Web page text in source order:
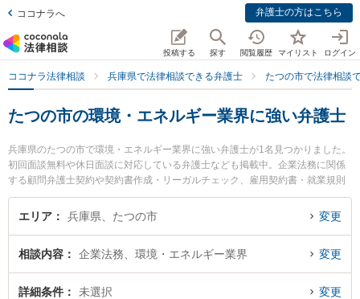
ココナラへ 弁護士の方はこちら
投稿する 探す 閲覧履歴 マイリスト ログイン
ココナラ法律相談 兵庫県で法律相談できる弁護士 たつの市で法律相談
たつの市の環境・エネルギー業界に強い弁護士
兵庫県のたつの市で環境・エネルギー業界に強い弁護士が1名見つかりました。
初回面談無料や休日面談に対応している弁護士なども掲載中。企業法務に関係
する顧問弁護士契約や契約書作成・リーガルチェック、雇用契約書・就業規則
作成等の細かな分野での絞り込み検索もでき便利です。特に後藤敦夫法律事務
所の後藤 敦夫弁護士のプロフィール情報や弁護士費用、強みなどが注目されて
績豊富な近くの弁護士を検索したい』『初回相談無料で環境・エネルギー業界
を法律相談できるたつの市内の弁護士に相談予約したい』などでお困りの相談
者さんにおすすめです。
エリア 兵庫県、たつの市 変更
相談内容 企業法務、環境・エネルギー業界 変更
詳細条件 未選択 変更